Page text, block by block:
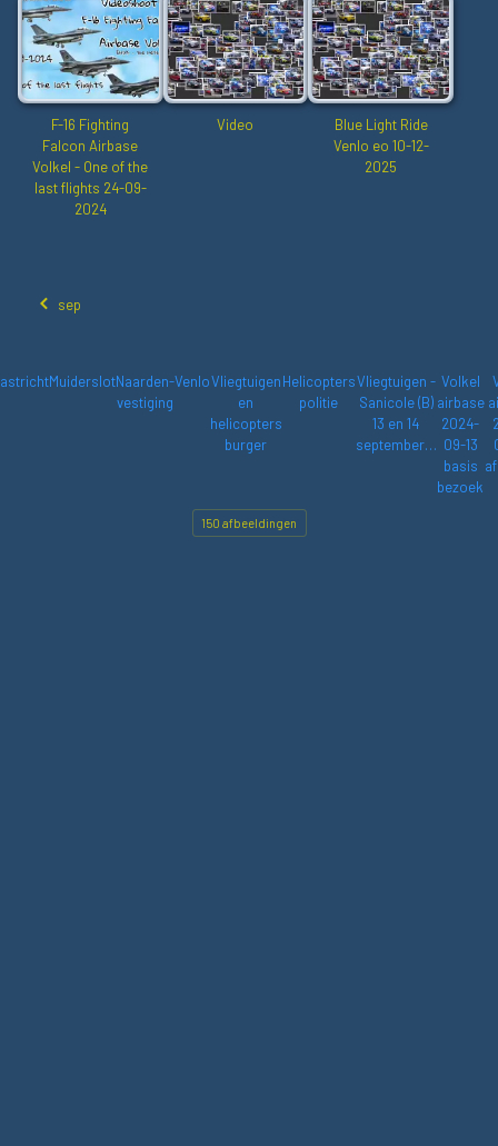
F-16 Fighting
Falcon Airbase
Volkel - One of the
last flights 24-09-
2024
Video
Blue Light Ride
Venlo eo 10-12-
2025
sep
MuiderslotNaarden-
vestiging
VenloVliegtuigen
en
helicopters
burger
Helicopters
politie
Vliegtuigen -
Sanicole (B)
13 en 14
september…
Volkel
airbase
2024-
09-13
basis
bezoek
150 afbeeldingen